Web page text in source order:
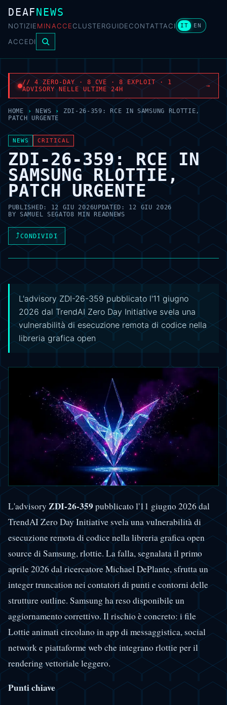
DEAFNEWS
NOTIZIEMINACCECLUSTERGUIDECONTATTACI IT EN
ACCEDI
// 4 ZERO-DAY · 8 CVE · 8 EXPLOIT · 1
ADVISORY NELLE ULTIME 24H
→
HOME › NEWS ›
ZDI-26-359: RCE IN SAMSUNG RLOTTIE,
PATCH URGENTE
NEWS CRITICAL
ZDI-26-359: RCE IN
SAMSUNG RLOTTIE,
PATCH URGENTE
PUBLISHED: 12 GIU 2026UPDATED: 12 GIU 2026
BY SAMUEL SEGATO8 MIN READ NEWS
⤴CONDIVIDI
L'advisory ZDI-26-359 pubblicato l'11 giugno
2026 dal TrendAI Zero Day Initiative svela una
vulnerabilità di esecuzione remota di codice nella
libreria grafica open
L'advisory ZDI-26-359pubblicato l'11 giugno 2026 dal
TrendAI Zero Day Initiative svela una vulnerabilità di
esecuzione remota di codice nella libreria grafica open
source di Samsung, rlottie. La falla, segnalata il primo
aprile 2026 dal ricercatore Michael DePlante, sfrutta un
integer truncation nei contatori di punti e contorni delle
strutture outline. Samsung ha reso disponibile un
aggiornamento correttivo. Il rischio è concreto: i file
Lottie animati circolano in app di messaggistica, social
network e piattaforme web che integrano rlottie per il
rendering vettoriale leggero.
Punti chiave